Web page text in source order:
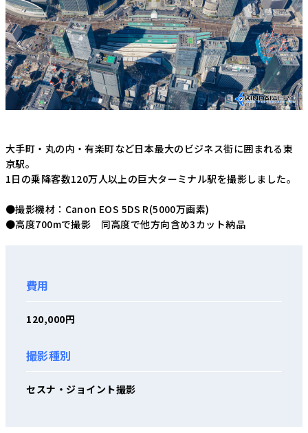
大手町・丸の内・有楽町など日本最大のビジネス街に囲まれる東
京駅。
1日の乗降客数120万人以上の巨大ターミナル駅を撮影しました。
●撮影機材：Canon EOS 5DS R(5000万画素)
●高度700mで撮影 同高度で他方向含め3カット納品
費用
120,000円
撮影種別
セスナ・ジョイント撮影